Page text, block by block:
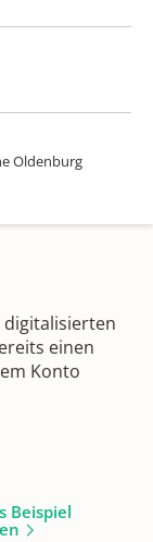
Oldenburg
digitalisierten
einen
Konto
Beispiel